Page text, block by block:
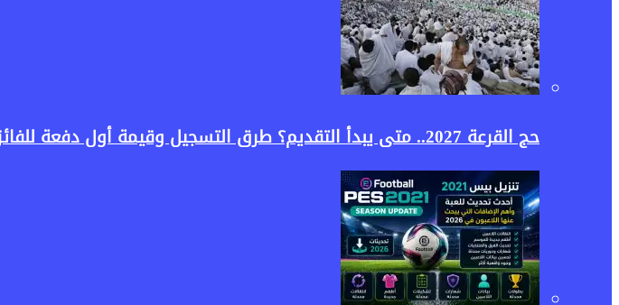
حج القرعة 2027.. متى يبدأ التقديم؟ طرق التسجيل وقيمة أول دفعة للفائزين